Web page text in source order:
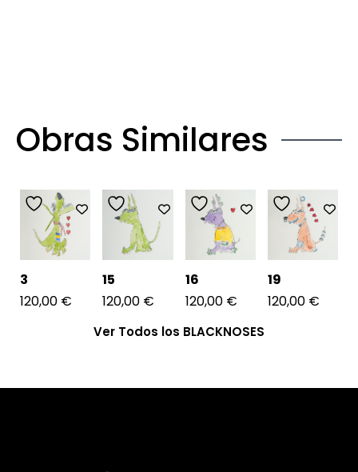
Obras Similares
3
120,00 €
15
120,00 €
16
120,00 €
19
120,00 €
Ver Todos los BLACKNOSES